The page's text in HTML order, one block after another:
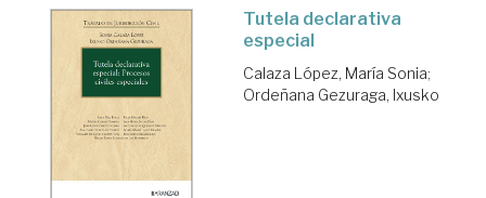
Tutela declarativa
especial
Calaza López, María Sonia;
Ordeñana Gezuraga, Ixusko